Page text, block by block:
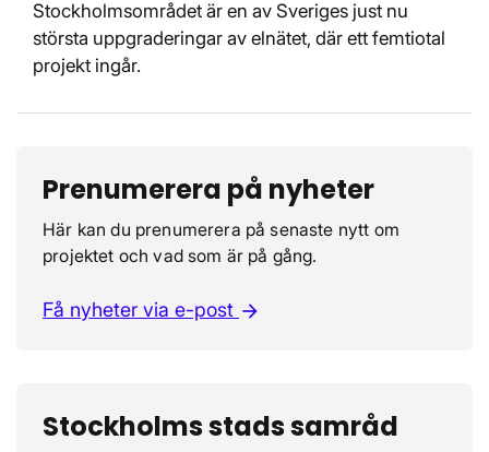
Stockholmsområdet är en av Sveriges just nu
största uppgraderingar av elnätet, där ett femtiotal
projekt ingår.
Prenumerera på nyheter
Här kan du prenumerera på senaste nytt om
projektet och vad som är på gång.
Få nyheter via e-post arrow_forward
Stockholms stads samråd